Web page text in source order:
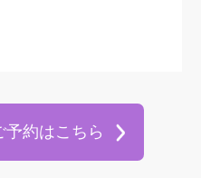
予約はこちら